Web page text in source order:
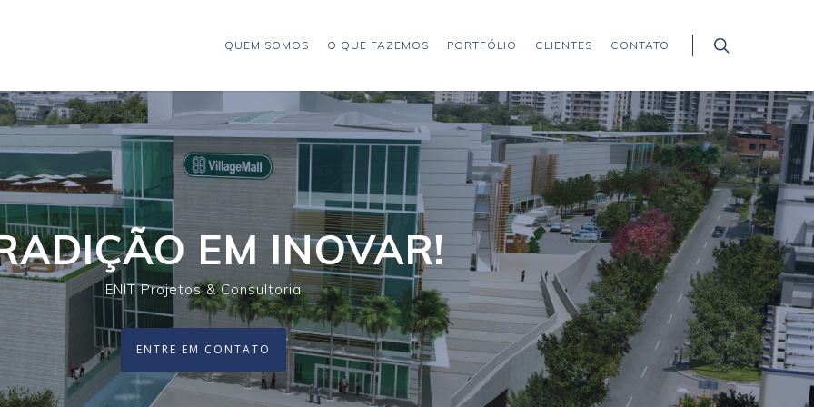
QUEM SOMOS O QUE FAZEMOS PORTFÓLIO CLIENTES CONTATO
EM INOVAR!
ENIT Projetos & Consultoria
ENTRE EM CONTATO